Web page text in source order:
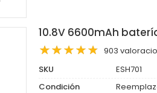
10.8V 6600mAh
903
SKU
ESH701
Condición